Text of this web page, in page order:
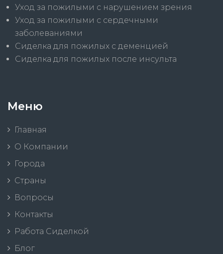
Уход за пожилыми с нарушением зрения
Уход за пожилыми с сердечными
заболеваниями
Сиделка для пожилых с деменцией
Сиделка для пожилых после инсульта
Меню
Главная
О Компании
Города
Страны
Вопросы
Контакты
Работа Сиделкой
Блог